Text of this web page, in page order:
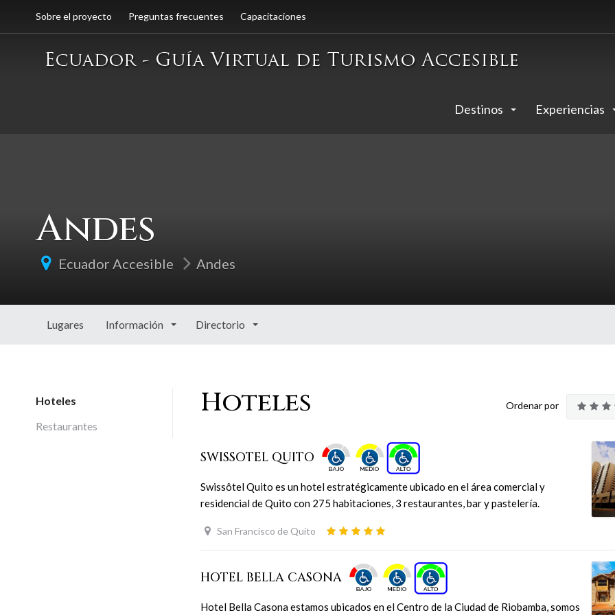
Sobre el proyecto Preguntas frecuentes Capacitaciones
Destinos Experiencias
Andes
Ecuador Accesible Andes
Lugares Información Directorio
Hoteles Ordenar por
SWISSOTEL QUITO
Swissôtel Quito es un hotel estratégicamente ubicado en el área comercial y
residencial de Quito con 275 habitaciones, 3 restaurantes, bar y pastelería.
San Francisco de Quito
HOTEL BELLA CASONA
Hotel Bella Casona estamos ubicados en el Centro de la Ciudad de Riobamba, somos
Hoteles
Restaurantes